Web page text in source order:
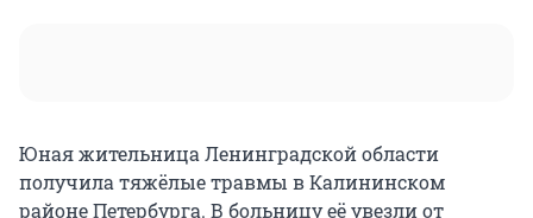
Юная жительница Ленинградской области
получила тяжёлые травмы в Калининском
районе Петербурга. В больницу её увезли от